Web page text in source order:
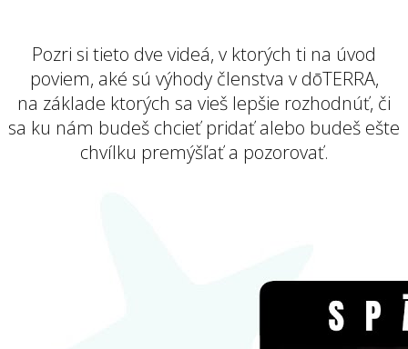
Pozri si tieto dve videá, v ktorých ti na úvod
poviem, aké sú výhody členstva v dōTERRA,
na základe ktorých sa vieš lepšie rozhodnúť, či
sa ku nám budeš chcieť pridať alebo budeš ešte
chvílku premýšľať a pozorovať.